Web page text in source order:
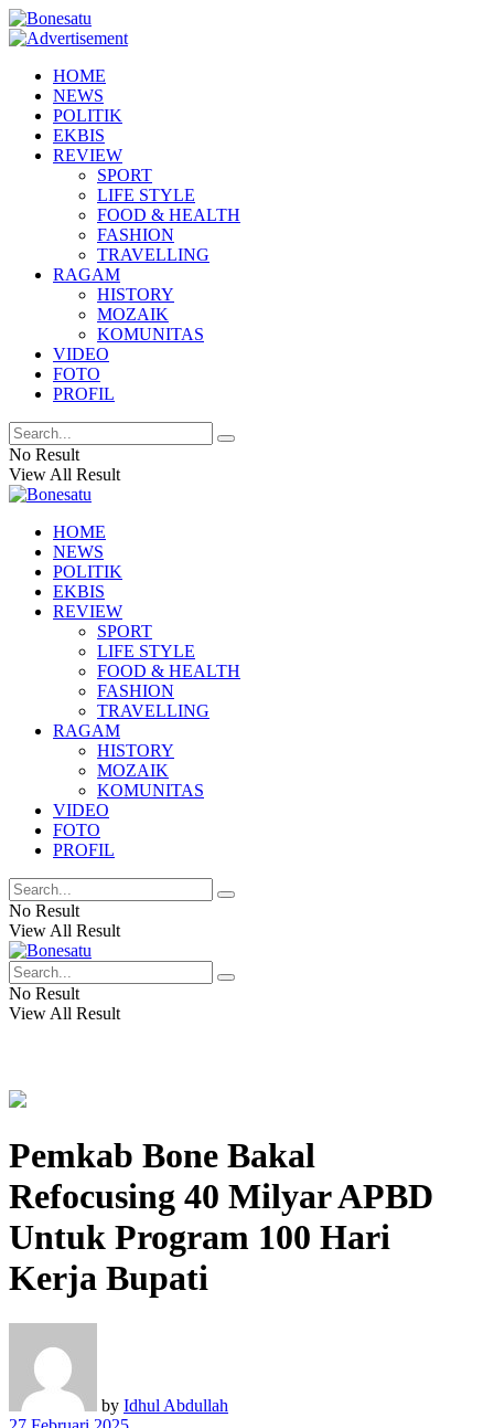
HOME
NEWS
POLITIK
EKBIS
REVIEW
SPORT
LIFE STYLE
FOOD & HEALTH
FASHION
TRAVELLING
RAGAM
HISTORY
MOZAIK
KOMUNITAS
VIDEO
FOTO
PROFIL
No Result
View All Result
HOME
NEWS
POLITIK
EKBIS
REVIEW
SPORT
LIFE STYLE
FOOD & HEALTH
FASHION
TRAVELLING
RAGAM
HISTORY
MOZAIK
KOMUNITAS
VIDEO
FOTO
PROFIL
No Result
View All Result
No Result
View All Result
Pemkab Bone Bakal
Refocusing 40 Milyar APBD
Untuk Program 100 Hari
Kerja Bupati
by Idhul Abdullah